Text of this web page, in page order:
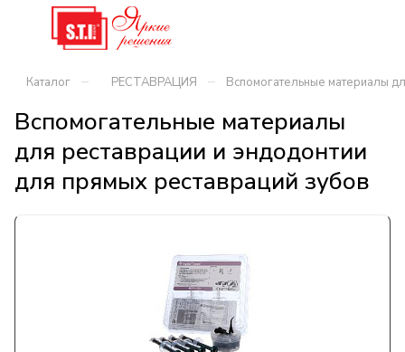
Каталог – РЕСТАВРАЦИЯ – Вспомогательные материалы
Вспомогательные материалы
для реставрации и эндодонтии
для прямых реставраций зубов